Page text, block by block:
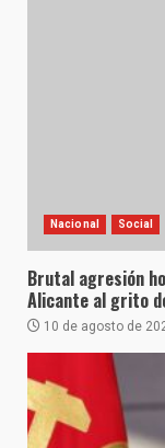
Nacional Social
Brutal agresión
Alicante al grito
10 de agosto de